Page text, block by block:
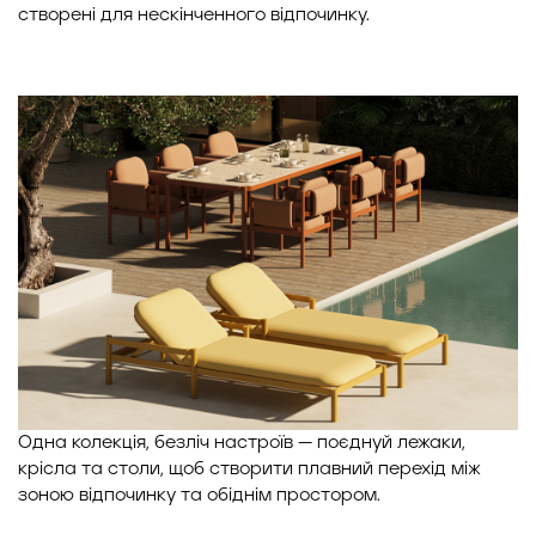
створені для нескінченного відпочинку.
Одна колекція, безліч настроїв — поєднуй лежаки,
крісла та столи, щоб створити плавний перехід між
зоною відпочинку та обіднім простором.